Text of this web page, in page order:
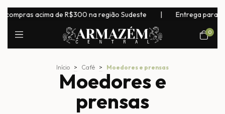
acima de R$300 na região Sudeste | Entrega para todo o
0
Início > Café > Moedores e prensas
Moedores e
prensas